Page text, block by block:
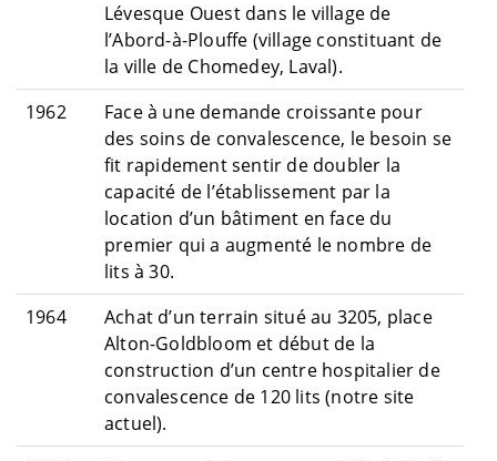
Lévesque Ouest dans le village de
l’Abord-à-Plouffe (village constituant de
la ville de Chomedey, Laval).
1962
Face à une demande croissante pour
des soins de convalescence, le besoin se
fit rapidement sentir de doubler la
capacité de l’établissement par la
location d’un bâtiment en face du
premier qui a augmenté le nombre de
lits à 30.
1964
Achat d’un terrain situé au 3205, place
Alton-Goldbloom et début de la
construction d’un centre hospitalier de
convalescence de 120 lits (notre site
actuel).